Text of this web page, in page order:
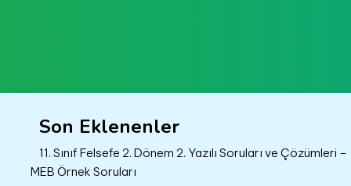
Son Eklenenler
11. Sınıf Felsefe 2. Dönem 2. Yazılı Soruları ve Çözümleri –
MEB Örnek Soruları